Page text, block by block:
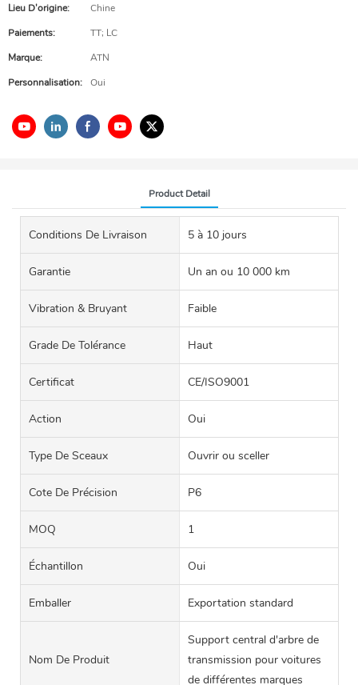
Lieu D'origine:
Chine
Paiements:
TT; LC
Marque:
ATN
Personnalisation:
Oui
Product Detail
Conditions De Livraison 5 à 10 jours
Garantie Un an ou 10 000 km
Vibration & Bruyant Faible
Grade De Tolérance Haut
Certificat CE/ISO9001
Action Oui
Type De Sceaux Ouvrir ou sceller
Cote De Précision P6
MOQ 1
Échantillon Oui
Emballer Exportation standard
Nom De Produit
Support central d'arbre de
transmission pour voitures
de différentes marques